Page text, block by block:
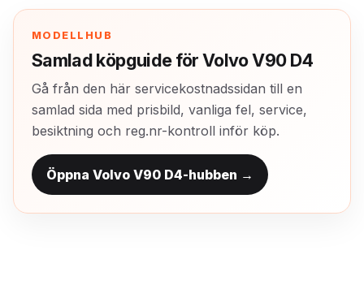
MODELLHUB
Samlad köpguide för Volvo V90 D4
Gå från den här servicekostnadssidan till en
samlad sida med prisbild, vanliga fel, service,
besiktning och reg.nr-kontroll inför köp.
Öppna Volvo V90 D4-hubben →